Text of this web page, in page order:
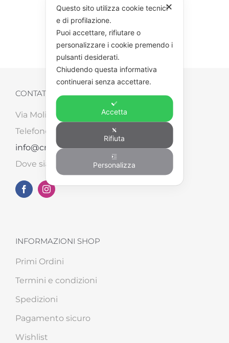
CONTATTI
Via Molinara, 87/B – 52041 Tegoleto (AR)
Telefono: +39 0575 498562 – Email:
info@creart2.com
Dove siamo su
Google Maps
INFORMAZIONI SHOP
Primi Ordini
Termini e condizioni
Spedizioni
Pagamento sicuro
Wishlist
✕
Questo sito utilizza cookie tecnici
e di profilazione.
Puoi accettare, rifiutare o
personalizzare i cookie premendo i
pulsanti desiderati.
Chiudendo questa informativa
continuerai senza accettare.
Accetta
Rifiuta
Personalizza